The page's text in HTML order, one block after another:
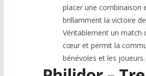
placer une combinaison
brillamment la victoire
Véritablement un match
cœur et permit la
bénévoles et les joueurs.